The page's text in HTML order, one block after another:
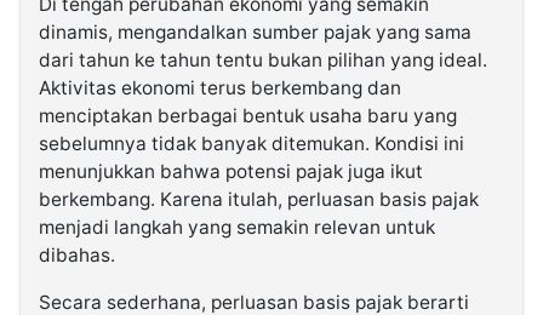
dinamis, mengandalkan sumber pajak yang sama
dari tahun ke tahun tentu bukan pilihan yang ideal.
Aktivitas ekonomi terus berkembang dan
menciptakan berbagai bentuk usaha baru yang
sebelumnya tidak banyak ditemukan. Kondisi ini
menunjukkan bahwa potensi pajak juga ikut
berkembang. Karena itulah, perluasan basis pajak
menjadi langkah yang semakin relevan untuk
dibahas.
Secara sederhana, perluasan basis pajak berarti